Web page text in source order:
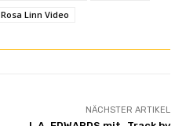
Rosa Linn Video
NÄCHSTER ARTIKEL